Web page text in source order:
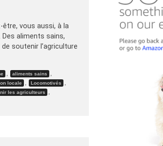
vous aussi, à la
aliments sains,
soutenir l’agriculture
aliments sains
locale Locomotivés
les agriculteurs